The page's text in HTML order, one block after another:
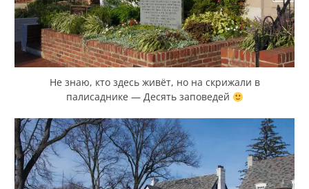
Не знаю, кто здесь живёт, но на скрижали в
палисаднике — Десять заповедей